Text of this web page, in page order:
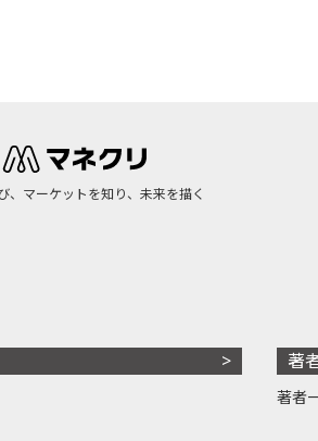
、マーケットを知り、未来を描く
著
著者